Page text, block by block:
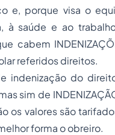
e, porque visa o
à saúde e ao
cabem
referidos direitos.
indenização do
sim de
os valores são
forma o obreiro.